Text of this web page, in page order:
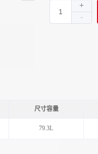
尺寸容量
79.3L